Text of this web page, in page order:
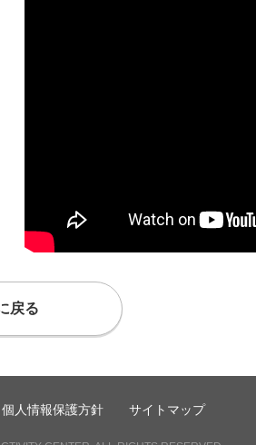
戻る
個人情報保護方針 サイトマップ